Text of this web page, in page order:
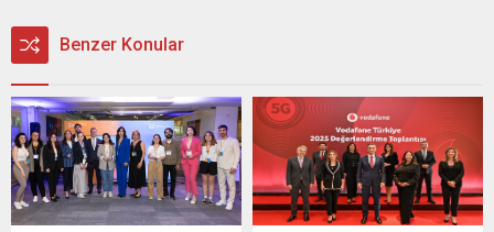
Benzer Konular